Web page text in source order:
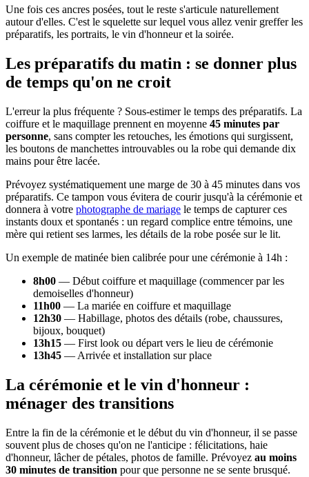
Une fois ces ancres posées, tout le reste s'articule naturellement
autour d'elles. C'est le squelette sur lequel vous allez venir greffer les
préparatifs, les portraits, le vin d'honneur et la soirée.
Les préparatifs du matin : se donner plus
de temps qu'on ne croit
L'erreur la plus fréquente ? Sous-estimer le temps des préparatifs. La
coiffure et le maquillage prennent en moyenne 45 minutes par
personne, sans compter les retouches, les émotions qui surgissent,
les boutons de manchettes introuvables ou la robe qui demande dix
mains pour être lacée.
Prévoyez systématiquement une marge de 30 à 45 minutes dans vos
préparatifs. Ce tampon vous évitera de courir jusqu'à la cérémonie et
donnera à votre photographe de mariage le temps de capturer ces
instants doux et spontanés : un regard complice entre témoins, une
mère qui retient ses larmes, les détails de la robe posée sur le lit.
Un exemple de matinée bien calibrée pour une cérémonie à 14h :
8h00 — Début coiffure et maquillage (commencer par les
demoiselles d'honneur)
11h00 — La mariée en coiffure et maquillage
12h30 — Habillage, photos des détails (robe, chaussures,
bijoux, bouquet)
13h15 — First look ou départ vers le lieu de cérémonie
13h45 — Arrivée et installation sur place
La cérémonie et le vin d'honneur :
ménager des transitions
Entre la fin de la cérémonie et le début du vin d'honneur, il se passe
souvent plus de choses qu'on ne l'anticipe : félicitations, haie
d'honneur, lâcher de pétales, photos de famille. Prévoyez au moins
30 minutes de transition pour que personne ne se sente brusqué.